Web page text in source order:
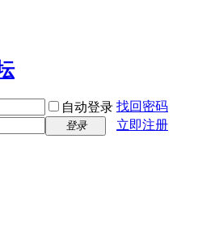
自动登录 找回密码
登录
立即注册